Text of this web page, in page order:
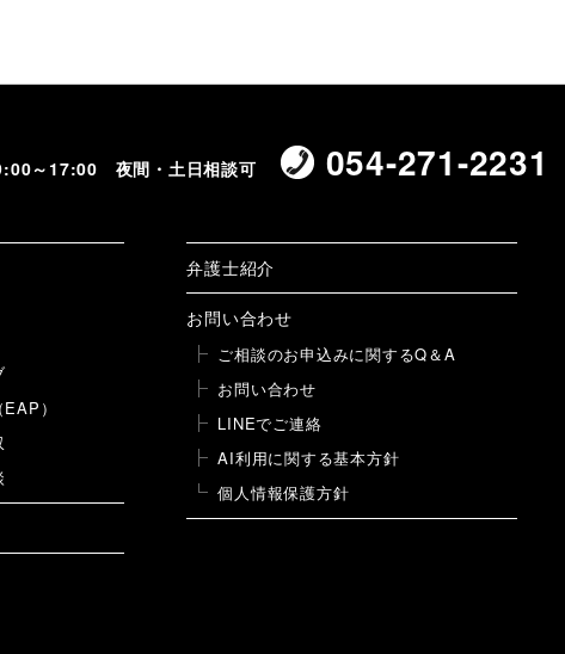
～17:00 夜間・土日相談可 054-271-2231
）
弁護士紹介
お問い合わせ
ご相談のお申込みに関するQ＆A
お問い合わせ
LINEでご連絡
AI利用に関する基本方針
個人情報保護方針